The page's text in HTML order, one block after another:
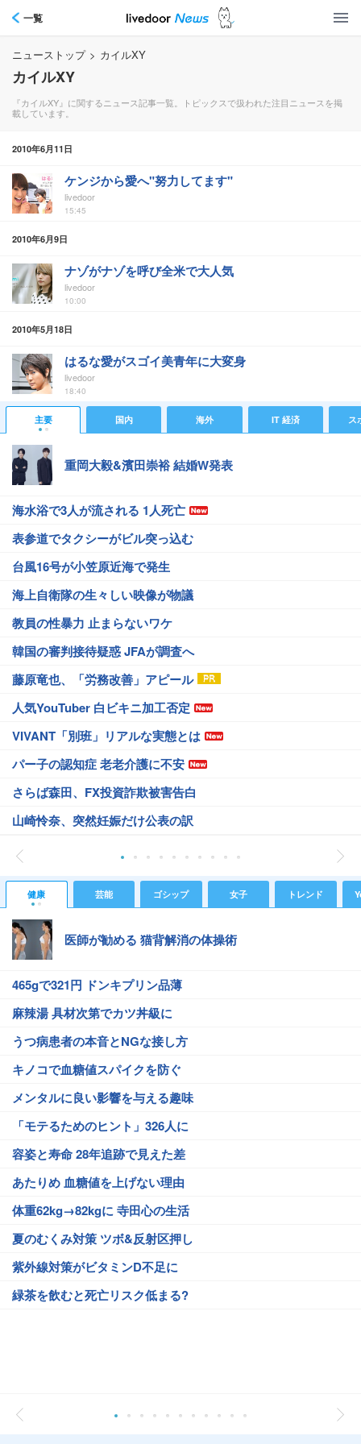
一覧
ニューストップ > カイルXY
カイルXY
『カイルXY』に関するニュース記事一覧。トピックスで扱われた注目ニュースを掲
載しています。
2010年6月11日
ケンジから愛へ"努力してます"
livedoor
15:45
2010年6月9日
ナゾがナゾを呼び全米で大人気
livedoor
10:00
2010年5月18日
はるな愛がスゴイ美青年に大変身
livedoor
18:40
主要 国内 海外 IT 経済 ス
重岡大毅&濱田崇裕 結婚W発表
海水浴で3人が流される 1人死亡
表参道でタクシーがビル突っ込む
台風16号が小笠原近海で発生
海上自衛隊の生々しい映像が物議
教員の性暴力 止まらないワケ
韓国の審判接待疑惑 JFAが調査へ
藤原竜也、「労務改善」アピール
人気YouTuber 白ビキニ加工否定
VIVANT「別班」リアルな実態とは
パー子の認知症 老老介護に不安
さらば森田、FX投資詐欺被害告白
山崎怜奈、突然妊娠だけ公表の訳
健康 芸能 ゴシップ 女子 トレンド
医師が勧める 猫背解消の体操術
465gで321円 ドンキプリン品薄
麻辣湯 具材次第でカツ丼級に
うつ病患者の本音とNGな接し方
キノコで血糖値スパイクを防ぐ
メンタルに良い影響を与える趣味
「モテるためのヒント」326人に
容姿と寿命 28年追跡で見えた差
あたりめ 血糖値を上げない理由
体重62kg→82kgに 寺田心の生活
夏のむくみ対策 ツボ&反射区押し
紫外線対策がビタミンD不足に
緑茶を飲むと死亡リスク低まる?